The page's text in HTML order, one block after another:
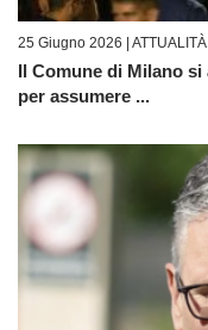
25 Giugno 2026 | ATTUALITÀ
Il Comune di Milano
per assumere ...